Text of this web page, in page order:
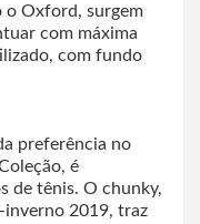
o Oxford, surgem
com máxima
com fundo
preferência no
é
de tênis. O chunky,
inverno 2019, traz